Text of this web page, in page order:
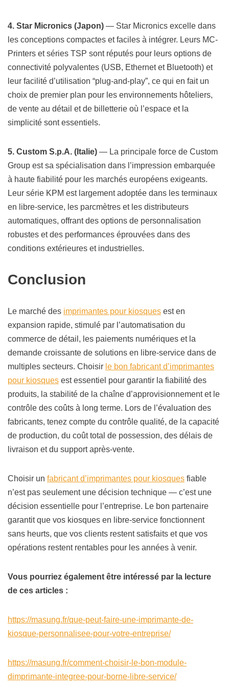
4. Star Micronics (Japon) — Star Micronics excelle dans
les conceptions compactes et faciles à intégrer. Leurs MC-
Printers et séries TSP sont réputés pour leurs options de
connectivité polyvalentes (USB, Ethernet et Bluetooth) et
leur facilité d’utilisation “plug-and-play”, ce qui en fait un
choix de premier plan pour les environnements hôteliers,
de vente au détail et de billetterie où l’espace et la
simplicité sont essentiels.
5. Custom S.p.A. (Italie) — La principale force de Custom
Group est sa spécialisation dans l’impression embarquée
à haute fiabilité pour les marchés européens exigeants.
Leur série KPM est largement adoptée dans les terminaux
en libre-service, les parcmètres et les distributeurs
automatiques, offrant des options de personnalisation
robustes et des performances éprouvées dans des
conditions extérieures et industrielles.
Conclusion
Le marché des imprimantes pour kiosques est en
expansion rapide, stimulé par l’automatisation du
commerce de détail, les paiements numériques et la
demande croissante de solutions en libre-service dans de
multiples secteurs. Choisir le bon fabricant d’imprimantes
pour kiosques est essentiel pour garantir la fiabilité des
produits, la stabilité de la chaîne d’approvisionnement et le
contrôle des coûts à long terme. Lors de l’évaluation des
fabricants, tenez compte du contrôle qualité, de la capacité
de production, du coût total de possession, des délais de
livraison et du support après-vente.
Choisir un fabricant d’imprimantes pour kiosques fiable
n’est pas seulement une décision technique — c’est une
décision essentielle pour l’entreprise. Le bon partenaire
garantit que vos kiosques en libre-service fonctionnent
sans heurts, que vos clients restent satisfaits et que vos
opérations restent rentables pour les années à venir.
Vous pourriez également être intéressé par la lecture
de ces articles :
https://masung.fr/que-peut-faire-une-imprimante-de-
kiosque-personnalisee-pour-votre-entreprise/
https://masung.fr/comment-choisir-le-bon-module-
dimprimante-integree-pour-borne-libre-service/